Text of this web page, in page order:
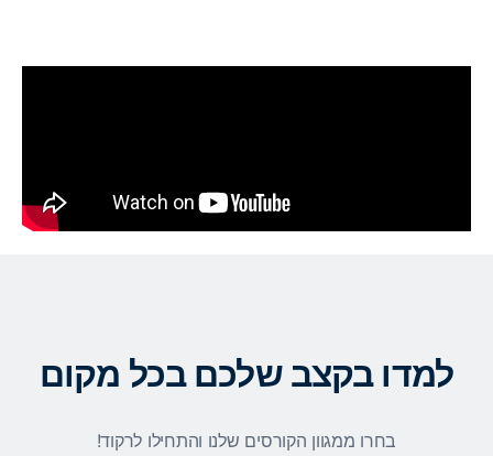
למדו בקצב שלכם בכל מקום
בחרו ממגוון הקורסים שלנו והתחילו לרקוד!